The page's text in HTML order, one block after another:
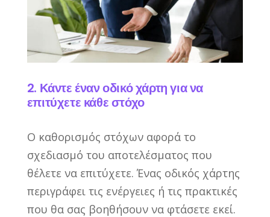
2. Κάντε έναν οδικό χάρτη για να
επιτύχετε κάθε στόχο
Ο καθορισμός στόχων αφορά το
σχεδιασμό του αποτελέσματος που
θέλετε να επιτύχετε. Ένας οδικός χάρτης
περιγράφει τις ενέργειες ή τις πρακτικές
που θα σας βοηθήσουν να φτάσετε εκεί.